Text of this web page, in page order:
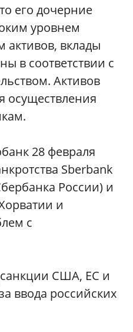
его дочерние
уровнем
активов, вклады
в соответствии с
Активов
осуществления
28 февраля
Sberbank
России) и
и
с
США, ЕС и
ввода российских